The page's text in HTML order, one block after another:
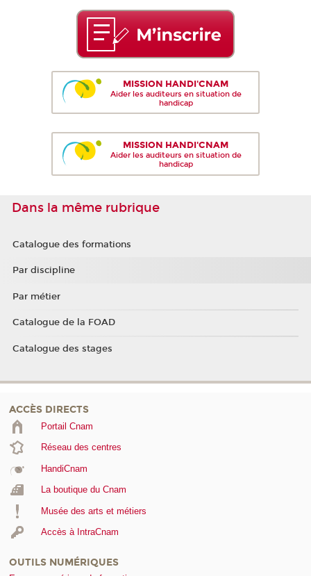
MISSION HANDI'CNAM
Aider les auditeurs en situation de
handicap
MISSION HANDI'CNAM
Aider les auditeurs en situation de
handicap
Dans la même rubrique
Catalogue des formations
Par discipline
Par métier
Catalogue de la FOAD
Catalogue des stages
ACCÈS DIRECTS
Portail Cnam
Réseau des centres
HandiCnam
La boutique du Cnam
Musée des arts et métiers
Accès à IntraCnam
OUTILS NUMÉRIQUES